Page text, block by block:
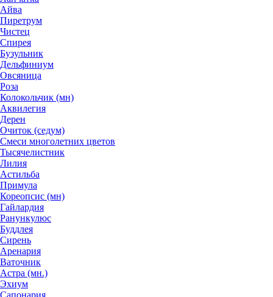
Айва
Пиретрум
Чистец
Спирея
Бузульник
Дельфиниум
Овсяница
Роза
Колокольчик (мн)
Аквилегия
Дерен
Очиток (седум)
Смеси многолетних цветов
Тысячелистник
Лилия
Астильба
Примула
Кореопсис (мн)
Гайлардия
Ранункулюс
Буддлея
Сирень
Аренария
Ваточник
Астра (мн.)
Эхиум
Сапонария